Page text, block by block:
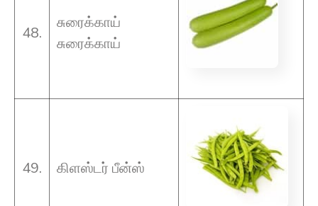
48.
சுரைக்காய்
சுரைக்காய்
49. கிளஸ்டர் பீன்ஸ்